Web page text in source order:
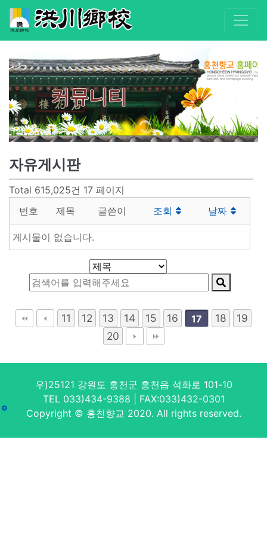
커뮤니티
자유게시판
Total 615,025건 17 페이지
번호
제목 글쓴이 조회 날짜
게시물이 없습니다.
11 12 13 14 15 16 17 18
19
20
우)25121 강원도 홍천군 홍천읍 석화로 101-10
TEL 033)434-9388 | FAX:033)432-0301
Copyright © 홍천향교 2020. All rights reserved.